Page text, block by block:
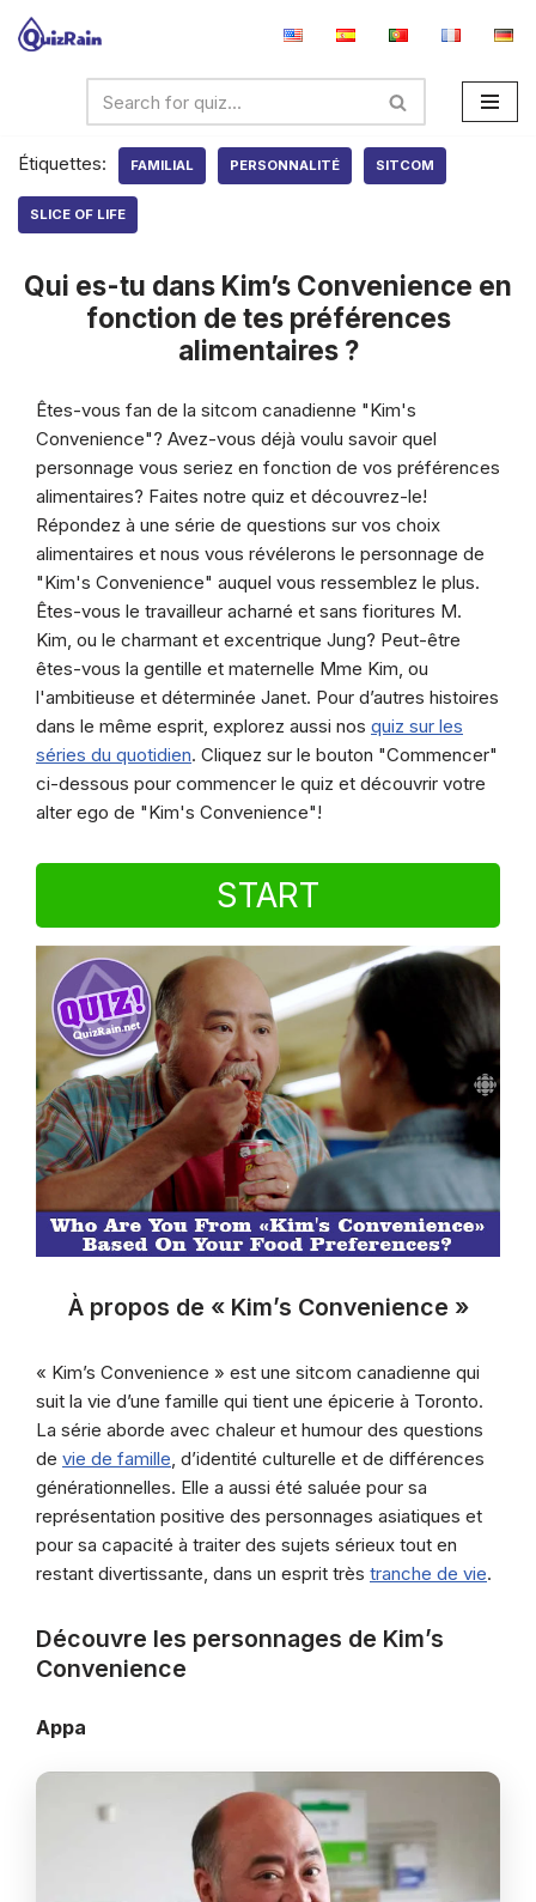
Étiquettes:
FAMILIAL PERSONNALITÉ SITCOM
SLICE OF LIFE
Qui es-tu dans Kim’s Convenience en
fonction de tes préférences
alimentaires ?
Êtes-vous fan de la sitcom canadienne "Kim's
Convenience"? Avez-vous déjà voulu savoir quel
personnage vous seriez en fonction de vos préférences
alimentaires? Faites notre quiz et découvrez-le!
Répondez à une série de questions sur vos choix
alimentaires et nous vous révélerons le personnage de
"Kim's Convenience" auquel vous ressemblez le plus.
Êtes-vous le travailleur acharné et sans fioritures M.
Kim, ou le charmant et excentrique Jung? Peut-être
êtes-vous la gentille et maternelle Mme Kim, ou
l'ambitieuse et déterminée Janet. Pour d’autres histoires
dans le même esprit, explorez aussi nos quiz sur les
séries du quotidien. Cliquez sur le bouton "Commencer"
ci-dessous pour commencer le quiz et découvrir votre
alter ego de "Kim's Convenience"!
START
À propos de « Kim’s Convenience »
« Kim’s Convenience » est une sitcom canadienne qui
suit la vie d’une famille qui tient une épicerie à Toronto.
La série aborde avec chaleur et humour des questions
de vie de famille , d’identité culturelle et de différences
générationnelles. Elle a aussi été saluée pour sa
représentation positive des personnages asiatiques et
pour sa capacité à traiter des sujets sérieux tout en
restant divertissante, dans un esprit très tranche de vie.
Découvre les personnages de Kim’s
Convenience
Appa